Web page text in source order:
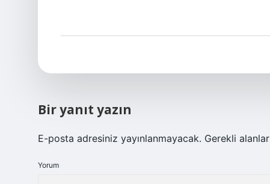
Bir yanıt yazın
E-posta adresiniz yayınlanmayacak. Gerekli alanlar
Yorum